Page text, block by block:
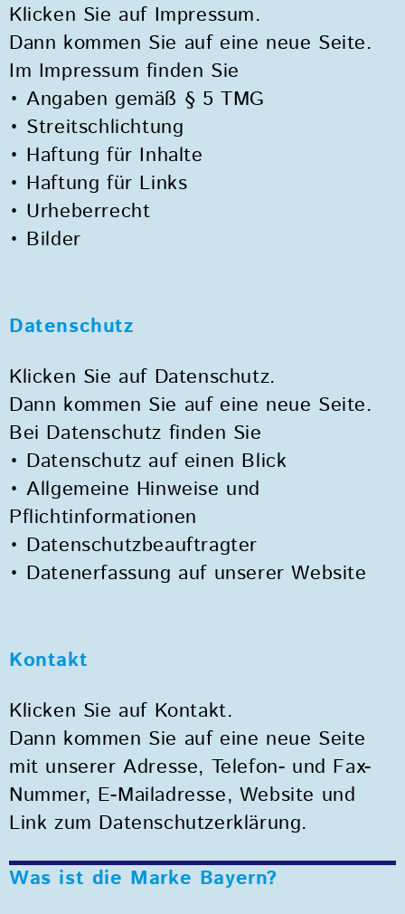
Klicken Sie auf Impressum.
Dann kommen Sie auf eine neue Seite.
Im Impressum finden Sie
• Angaben gemäß § 5 TMG
• Streitschlichtung
• Haftung für Inhalte
• Haftung für Links
• Urheberrecht
• Bilder
Datenschutz
Klicken Sie auf Datenschutz.
Dann kommen Sie auf eine neue Seite.
Bei Datenschutz finden Sie
• Datenschutz auf einen Blick
• Allgemeine Hinweise und
Pflichtinformationen
• Datenschutzbeauftragter
• Datenerfassung auf unserer Website
Kontakt
Klicken Sie auf Kontakt.
Dann kommen Sie auf eine neue Seite
mit unserer Adresse, Telefon- und Fax-
Nummer, E-Mailadresse, Website und
Link zum Datenschutzerklärung.
Was ist die Marke Bayern?